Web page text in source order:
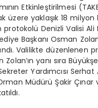
Etkinleştirilmesi
üzere yaklaşık 18 milyon
Denizli Valisi Ali
Başkanı Osman
Valilikte düzenlenen
yanı sıra
Yardımcısı Serhat
Müdürü Şakir Çınar